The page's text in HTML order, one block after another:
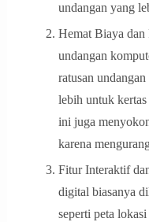
undangan yang
Hemat Biaya
undangan
ratusan
lebih untuk
ini juga
karena
Fitur Interaktif
digital biasanya
seperti peta